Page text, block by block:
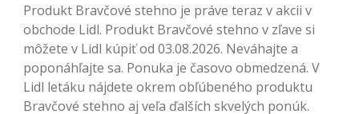
Produkt Bravčové stehno je práve teraz v akcii v
obchode Lidl. Produkt Bravčové stehno v zľave si
môžete v Lidl kúpiť od 03.08.2026. Neváhajte a
poponáhľajte sa. Ponuka je časovo obmedzená. V
Lidl letáku nájdete okrem obľúbeného produktu
Bravčové stehno aj veľa ďalších skvelých ponúk.